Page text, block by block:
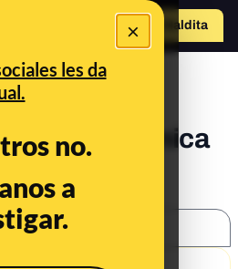
×
les da
no.
a
Hazte Maldito
sobre la
religión islámica
AM